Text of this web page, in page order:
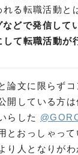
る転職活動と
どで発信して
して転職活動が
論文に限らず
開している方
らした
とおっしゃっ
り人となりが